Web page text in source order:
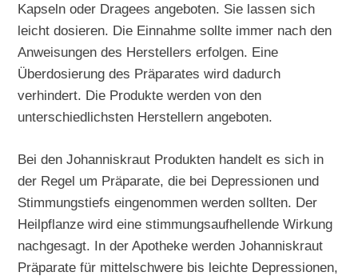
Kapseln oder Dragees angeboten. Sie lassen sich
leicht dosieren. Die Einnahme sollte immer nach den
Anweisungen des Herstellers erfolgen. Eine
Überdosierung des Präparates wird dadurch
verhindert. Die Produkte werden von den
unterschiedlichsten Herstellern angeboten.
Bei den Johanniskraut Produkten handelt es sich in
der Regel um Präparate, die bei Depressionen und
Stimmungstiefs eingenommen werden sollten. Der
Heilpflanze wird eine stimmungsaufhellende Wirkung
nachgesagt. In der Apotheke werden Johanniskraut
Präparate für mittelschwere bis leichte Depressionen,